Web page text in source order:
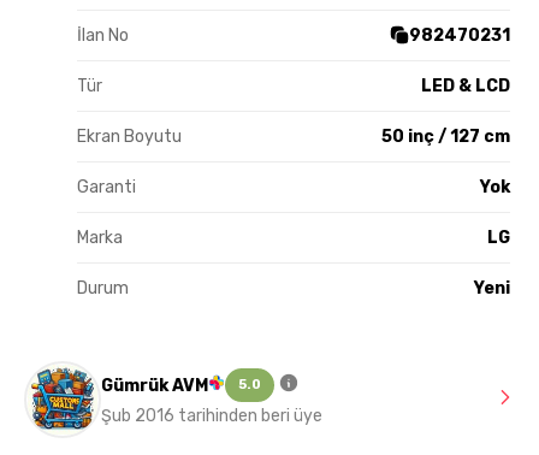
İlan No 982470231
Tür LED & LCD
Ekran Boyutu 50 inç / 127 cm
Garanti Yok
Marka LG
Durum Yeni
Gümrük AVM 5.0
Şub 2016 tarihinden beri üye